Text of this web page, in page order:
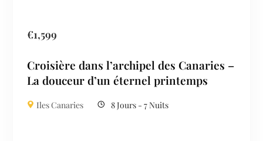
€1,599
Croisière dans l’archipel des Canaries –
La douceur d’un éternel printemps
Iles Canaries 8 Jours - 7 Nuits